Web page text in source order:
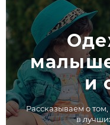
и
Рассказываем о
в